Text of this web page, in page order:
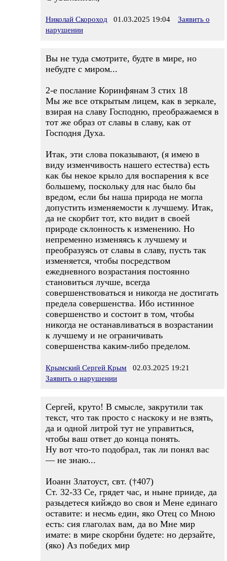
Николай Скороход 01.03.2025 19:04
Заявить о
нарушении
Вы не туда смотрите, будте в мире, но
небудте с миром...
2-е послание Коринфянам 3 стих 18
Мы же все открытым лицем, как в зеркале,
взирая на славу Господню, преображаемся в
тот же образ от славы в славу, как от
Господня Духа.
Итак, эти слова показывают, (я имею в
виду изменчивость нашего естества) есть
как бы некое крыло для воспарения к все
большему, поскольку для нас было бы
вредом, если бы наша природа не могла
допустить изменяемости к лучшему. Итак,
да не скорбит тот, кто видит в своей
природе склонность к изменению. Но
непременно изменяясь к лучшему и
преобразуясь от славы в славу, пусть так
изменяется, чтобы посредством
ежедневного возрастания постоянно
становиться лучше, всегда
совершенствоваться и никогда не достигать
предела совершенства. Ибо истинное
совершенство и состоит в том, чтобы
никогда не останавливаться в возрастании
к лучшему и не ограничивать
совершенства каким-либо пределом.
Крымский Сергей Крым 02.03.2025 19:21
Заявить о нарушении
Сергей, круто! В смысле, закрутили так
текст, что так просто с наскоку и не взять,
да и одной литрой тут не управиться,
чтобы ваш ответ до конца понять.
Ну вот что-то подобрал, так ли понял вас
— не знаю...
Иоанн Златоуст, свт. (†407)
Ст. 32-33 Се, грядет час, и ныне прииде, да
разыдетеся кийждо во своя и Мене единаго
оставите: и несмь един, яко Отец со Мною
есть: сия глаголах вам, да во Мне мир
имате: в мире скорбни будете: но дерзайте,
(яко) Аз победих мир